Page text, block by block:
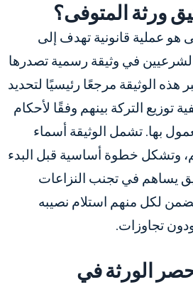
ورثة المتوفى؟
هو عملية قانونية تهدف إلى
في وثيقة رسمية تصدرها
هذه الوثيقة مرجعًا رئيسيًا لتحديد
توزيع التركة بينهم وفقًا لأحكام
بها. تشمل الوثيقة أسماء
وتشكل خطوة أساسية قبل البدء
يساهم في تجنب النزاعات
لكل منهم استلام نصيبه
تجاوزات.
حصر الورثة في